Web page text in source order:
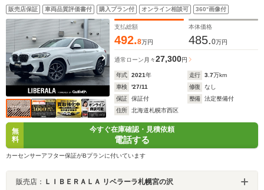
ジェスチャー・コントロール ヴァーネスカ・レザー・
シート BMWindividualアンソラジット・ルーフ・ライ
ニング ストレージ・コンパーメント・パッケージ
販売店保証 車両品質評価書付 購入プラン付 オンライン相談可 360°画像付
支払総額
492.8万円
本体価格
485.0万円
通常ローン 月々27,300円
年式 2021年 走行 3.7万km
車検
'27/11 修復
なし
保証
保証付 整備
法定整備付
住所
北海道札幌市西区
無
料
今すぐ在庫確認・見積依頼
電話する
カーセンサーアフター保証がBプランに付いています
販売店： ＬＩＢＥＲＡＬＡ リベラーラ札幌宮の沢